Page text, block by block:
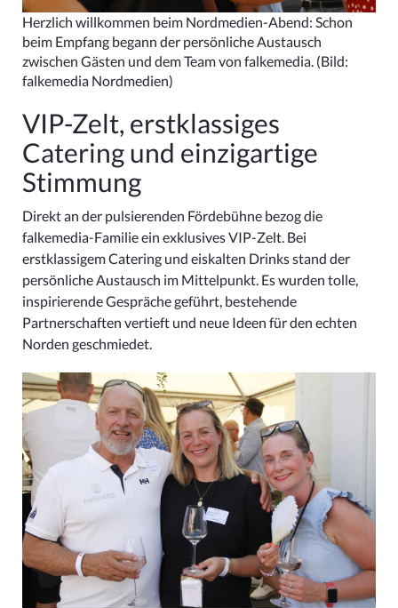
Herzlich willkommen beim Nordmedien-Abend: Schon
beim Empfang begann der persönliche Austausch
zwischen Gästen und dem Team von falkemedia. (Bild:
falkemedia Nordmedien)
VIP-Zelt, erstklassiges
Catering und einzigartige
Stimmung
Direkt an der pulsierenden Fördebühne bezog die
falkemedia-Familie ein exklusives VIP-Zelt. Bei
erstklassigem Catering und eiskalten Drinks stand der
persönliche Austausch im Mittelpunkt. Es wurden tolle,
inspirierende Gespräche geführt, bestehende
Partnerschaften vertieft und neue Ideen für den echten
Norden geschmiedet.